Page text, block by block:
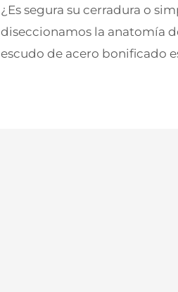
¿Es segura su cerradura o
diseccionamos la anatomía
escudo de acero bonificado